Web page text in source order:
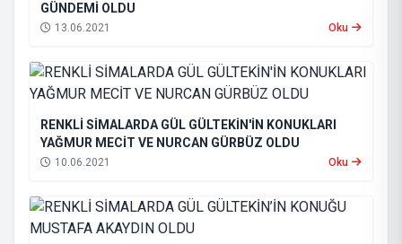
GÜNDEMİ OLDU
13.06.2021 Oku
RENKLİ SİMALARDA GÜL GÜLTEKİN'İN KONUKLARI
YAĞMUR MECİT VE NURCAN GÜRBÜZ OLDU
10.06.2021 Oku